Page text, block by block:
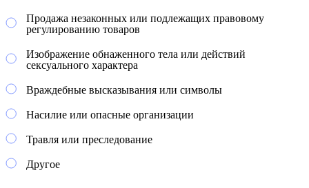
Продажа незаконных или подлежащих правовому
регулированию товаров
Изображение обнаженного тела или действий
сексуального характера
Враждебные высказывания или символы
Насилие или опасные организации
Травля или преследование
Другое